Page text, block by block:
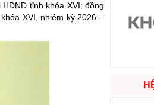
Quốc hội khóa XVI và đại biểu Hội
tỉnh khóa XVI; đồng
XVI, nhiệm kỳ 2026 –